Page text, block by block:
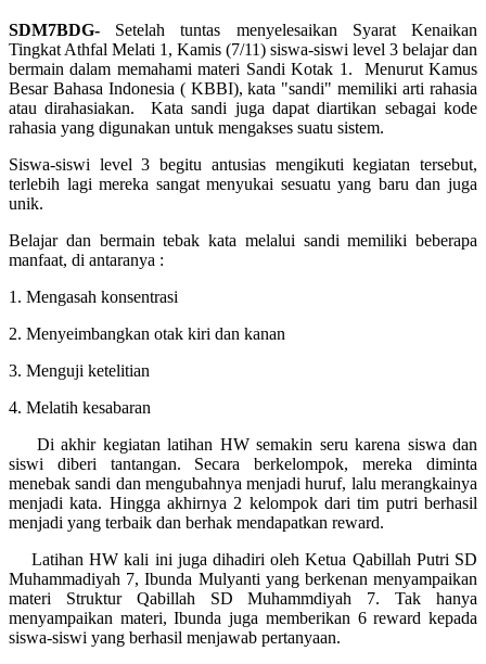
SDM7BDG- Setelah tuntas menyelesaikan Syarat Kenaikan
Tingkat Athfal Melati 1, Kamis (7/11) siswa-siswi level 3 belajar dan
bermain dalam memahami materi Sandi Kotak 1. Menurut Kamus
Besar Bahasa Indonesia ( KBBI), kata "sandi" memiliki arti rahasia
atau dirahasiakan. Kata sandi juga dapat diartikan sebagai kode
rahasia yang digunakan untuk mengakses suatu sistem.
Siswa-siswi level 3 begitu antusias mengikuti kegiatan tersebut,
terlebih lagi mereka sangat menyukai sesuatu yang baru dan juga
unik.
Belajar dan bermain tebak kata melalui sandi memiliki beberapa
manfaat, di antaranya :
1. Mengasah konsentrasi
2. Menyeimbangkan otak kiri dan kanan
3. Menguji ketelitian
4. Melatih kesabaran
Di akhir kegiatan latihan HW semakin seru karena siswa dan
siswi diberi tantangan. Secara berkelompok, mereka diminta
menebak sandi dan mengubahnya menjadi huruf, lalu merangkainya
menjadi kata. Hingga akhirnya 2 kelompok dari tim putri berhasil
menjadi yang terbaik dan berhak mendapatkan reward.
Latihan HW kali ini juga dihadiri oleh Ketua Qabillah Putri SD
Muhammadiyah 7, Ibunda Mulyanti yang berkenan menyampaikan
materi Struktur Qabillah SD Muhammdiyah 7. Tak hanya
menyampaikan materi, Ibunda juga memberikan 6 reward kepada
siswa-siswi yang berhasil menjawab pertanyaan.